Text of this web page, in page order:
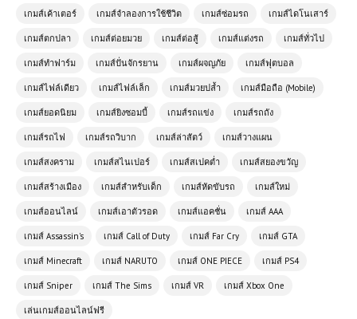
เกมส์เค้าเตอร์ เกมส์จำลองการใช้ชีวิต เกมส์ซ่อมรถ เกมส์ไดโนเสาร์
เกมส์ตกปลา เกมส์ต่อยมวย เกมส์ต่อสู้ เกมส์แต่งรถ เกมส์ทั่วไป
เกมส์ทำฟาร์ม เกมส์ปั่นจักรยาน เกมส์ผจญภัย เกมส์ฟุตบอล
เกมส์ไฟล์เดียว เกมส์ไฟล์เล็ก เกมส์มวยปล้ำ เกมส์มือถือ (Mobile)
เกมส์ยอดนิยม เกมส์ยิงซอมบี้ เกมส์รถแข่ง เกมส์รถถัง
เกมส์รถไฟ เกมส์รถวิบาก เกมส์ล่าสัตว์ เกมส์วางแผน
เกมส์สงคราม เกมส์สไนเปอร์ เกมส์สเปคต่ำ เกมส์สยองขวัญ
เกมส์สร้างเมือง เกมส์สำหรับเด็ก เกมส์หัดขับรถ เกมส์ใหม่
เกมส์ออนไลน์ เกมส์เอาตัวรอด เกมส์แอคชั่น เกมส์ AAA
เกมส์ Assassin's เกมส์ Call of Duty เกมส์ Far Cry เกมส์ GTA
เกมส์ Minecraft เกมส์ NARUTO เกมส์ ONE PIECE เกมส์ PS4
เกมส์ Sniper เกมส์ The Sims เกมส์ VR เกมส์ Xbox One
เล่นเกมส์ออนไลน์ฟรี
เกมส์ออนไลน์ Battle Royale
Simulator – จำลองสนามรบ เอาชีวิต
เล่นเกมส์ออนไลน์ฟรี Tractor Farming
Simulator รีวิวเกม สายเกษตรขวัญใจ
คนเล่นมือถือและพีซี
เล่นเกมส์ออนไลน์ฟรี Formula 1
ท้าทายสูงสุด
โหลดเกมส์ (PC) Total War Rome 2
Emperor Edition
เล่นเกมส์ออนไลน์ฟรี CubeCraft